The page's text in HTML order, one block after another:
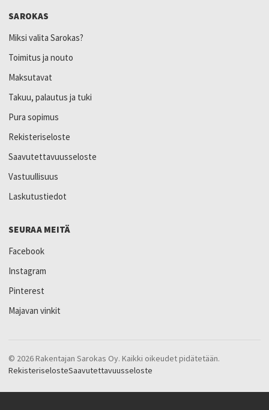
SAROKAS
Miksi valita Sarokas?
Toimitus ja nouto
Maksutavat
Takuu, palautus ja tuki
Pura sopimus
Rekisteriseloste
Saavutettavuusseloste
Vastuullisuus
Laskutustiedot
SEURAA MEITÄ
Facebook
Instagram
Pinterest
Majavan vinkit
© 2026 Rakentajan Sarokas Oy. Kaikki oikeudet pidätetään.
RekisteriselosteSaavutettavuusseloste